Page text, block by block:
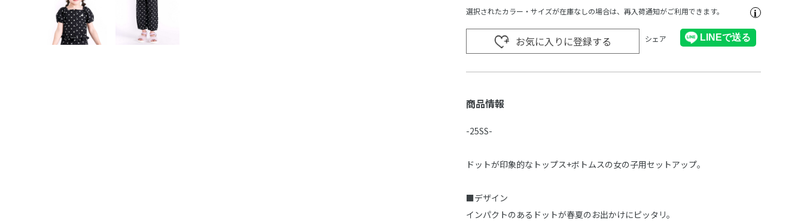
選択されたカラー・サイズが在庫なしの場合は、再入荷通知がご利用できます。
お気に入りに登録する シェア
商品情報
-25SS-
ドットが印象的なトップス+ボトムスの女の子用セットアップ。
■デザイン
インパクトのあるドットが春夏のお出かけにピッタリ。